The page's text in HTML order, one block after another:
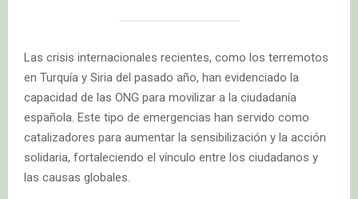
Las crisis internacionales recientes, como los terremotos
en Turquía y Siria del pasado año, han evidenciado la
capacidad de las ONG para movilizar a la ciudadanía
española. Este tipo de emergencias han servido como
catalizadores para aumentar la sensibilización y la acción
solidaria, fortaleciendo el vínculo entre los ciudadanos y
las causas globales.